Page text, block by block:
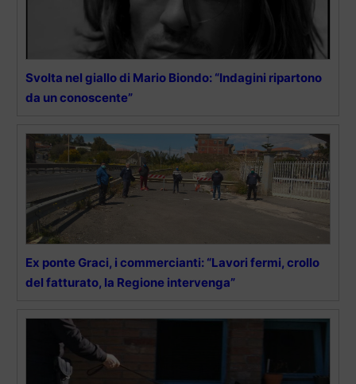
Svolta nel giallo di Mario Biondo: “Indagini ripartono
da un conoscente”
Ex ponte Graci, i commercianti: “Lavori fermi, crollo
del fatturato, la Regione intervenga”